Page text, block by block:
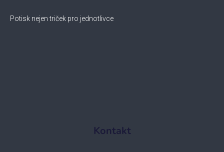
Potisk nejen triček pro jednotlivce
Kontakt